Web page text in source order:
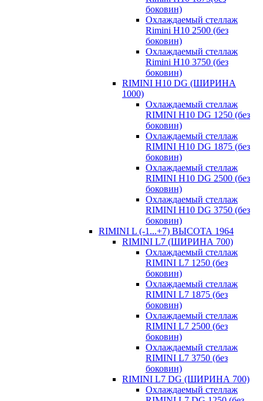
боковин)
Охлаждаемый стеллаж
Rimini H10 2500 (без
боковин)
Охлаждаемый стеллаж
Rimini H10 3750 (без
боковин)
RIMINI H10 DG (ШИРИНА
1000)
Охлаждаемый стеллаж
RIMINI H10 DG 1250 (без
боковин)
Охлаждаемый стеллаж
RIMINI H10 DG 1875 (без
боковин)
Охлаждаемый стеллаж
RIMINI H10 DG 2500 (без
боковин)
Охлаждаемый стеллаж
RIMINI H10 DG 3750 (без
боковин)
RIMINI L (-1...+7) ВЫСОТА 1964
RIMINI L7 (ШИРИНА 700)
Охлаждаемый стеллаж
RIMINI L7 1250 (без
боковин)
Охлаждаемый стеллаж
RIMINI L7 1875 (без
боковин)
Охлаждаемый стеллаж
RIMINI L7 2500 (без
боковин)
Охлаждаемый стеллаж
RIMINI L7 3750 (без
боковин)
RIMINI L7 DG (ШИРИНА 700)
Охлаждаемый стеллаж